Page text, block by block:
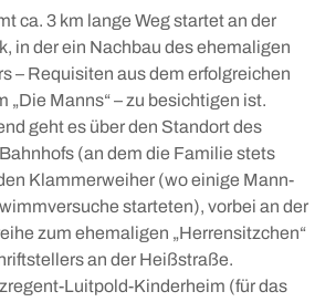
& Planetarium
+
in Bad Tölz
Weg
+
ca. 3 km lange Weg startet an der
in der ein Nachbau des ehemaligen
– Requisiten aus dem erfolgreichen
„Die Manns“ – zu besichtigen ist.
geht es über den Standort des
(an dem die Familie stets
Klammerweiher (wo einige Mann-
starteten), vorbei an der
zum ehemaligen „Herrensitzchen“
an der Heißstraße.
Luitpold-Kinderheim (für das